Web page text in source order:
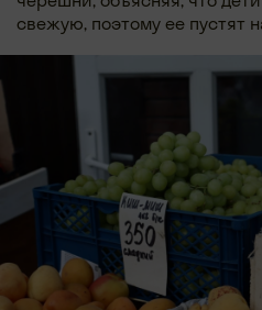
свежую, поэтому ее пустят